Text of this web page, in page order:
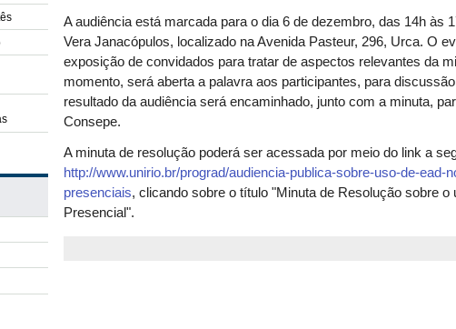
A audiência está marcada para o dia 6 de dezembro, das 14h às
Vera Janacópulos, localizado na Avenida Pasteur, 296, Urca. O
exposição de convidados para tratar de aspectos relevantes da
momento, será aberta a palavra aos participantes, para
resultado da audiência será encaminhado, junto com a minuta,
Consepe.
A minuta de resolução poderá ser acessada por meio do link a
http://www.unirio.br/prograd/audiencia-publica-sobre-uso-de-ead-
presenciais, clicando sobre o título "Minuta de Resolução sobre o
Presencial".